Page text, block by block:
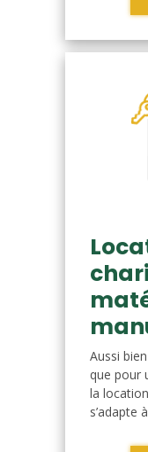
Aussi
que pour
la
s’adapte